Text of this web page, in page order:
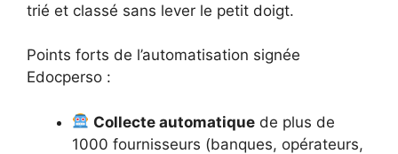
trié et classé sans lever le petit doigt.
Points forts de l’automatisation signée
Edocperso :
Collecte automatique de plus de
1000 fournisseurs (banques, opérateurs,